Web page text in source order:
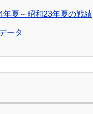
年夏～昭和23年夏の戦績
ータ